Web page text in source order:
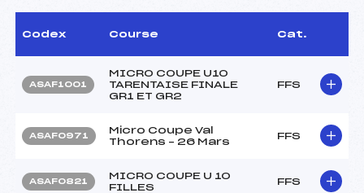
Codex Course Cat.
ASAF1001
MICRO COUPE U10
TARENTAISE FINALE
GR1 ET GR2
FFS
ASAF0971
Micro Coupe Val
Thorens – 26 Mars
FFS
ASAF0821
MICRO COUPE U 10
FILLES
FFS